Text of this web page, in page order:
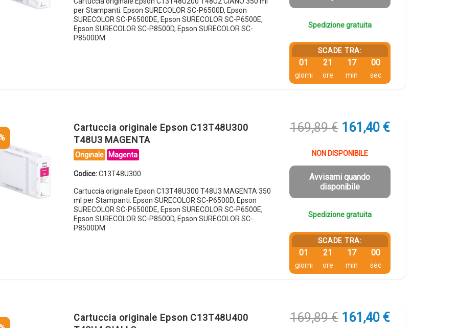
per Stampanti: Epson SURECOLOR SC-P6500D, Epson
SURECOLOR SC-P6500DE, Epson SURECOLOR SC-P6500E,
Epson SURECOLOR SC-P8500D, Epson SURECOLOR SC-
P8500DM
Spedizione gratuita
SCADE TRA:
01
giorni
21
ore
16
min
59
sec
Cartuccia originale Epson C13T48U300
T48U3 MAGENTA
Originale Magenta
Codice:C13T48U300
Cartuccia originale Epson C13T48U300 T48U3 MAGENTA 350
ml per Stampanti: Epson SURECOLOR SC-P6500D, Epson
SURECOLOR SC-P6500DE, Epson SURECOLOR SC-P6500E,
Epson SURECOLOR SC-P8500D, Epson SURECOLOR SC-
P8500DM
169,89€ Il
originale
era:
169,89 €.
161,40 €Il
è:
NON DISPONIBILE
Avvisami quando
disponibile
Spedizione gratuita
SCADE TRA:
01
giorni
21
ore
16
min
59
sec
Cartuccia originale Epson C13T48U400
169,89€ Il
161,40 €Il